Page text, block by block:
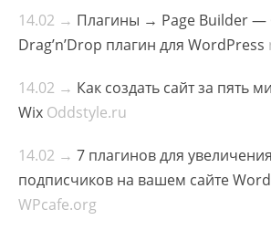
14.02 → Плагины → Page Builder —
Drag’n’Drop плагин для WordPress
14.02 → Как создать сайт за пять
Wix Oddstyle.ru
14.02 → 7 плагинов для
подписчиков на вашем сайте
WPcafe.org